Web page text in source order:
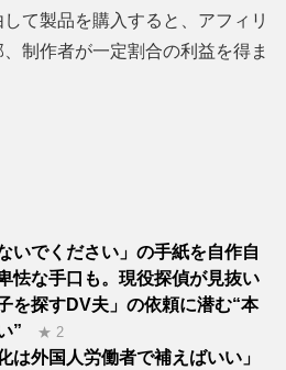
て製品を購入すると、アフィリ
制作者が一定割合の利益を得ま
いでください」の手紙を自作自
怯な手口も。現役探偵が見抜い
を探すDV夫」の依頼に潜む“本
”
★ 2
は外国人労働者で補えばいい」